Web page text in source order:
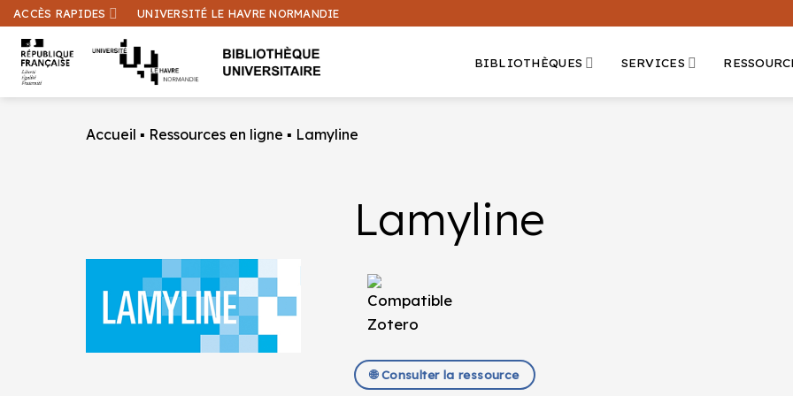
Passer
au
contenu
ACCÈS RAPIDES UNIVERSITÉ LE HAVRE NORMANDIE
BIBLIOTHÈQUES SERVICES
Accueil ▪ Ressources en ligne ▪ Lamyline
Lamyline
🌐 Consulter la ressource